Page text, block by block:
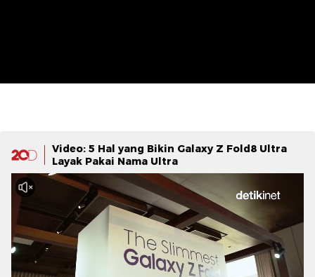
Video: 5 Hal yang Bikin Galaxy Z Fold8 Ultra
Layak Pakai Nama Ultra